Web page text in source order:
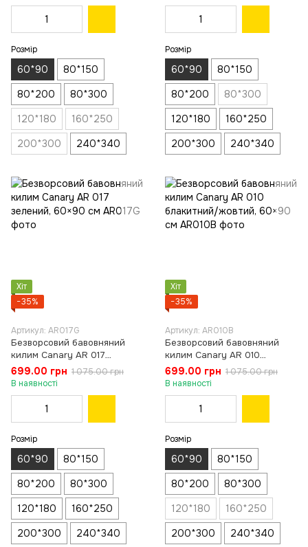
Розмір
60*90
80*150
80*200
80*300
120*180
160*250
200*300
240*340
Розмір
60*90
80*150
80*200
80*300
120*180
160*250
200*300
240*340
Хіт
−35%
Артикул: AR017G
Безворсовий бавовняний
килим Canary AR 017
зелений, 60×90 см
699.00 грн 1 075.00 грн
В наявності
Розмір
60*90
80*150
80*200
80*300
120*180
160*250
200*300
240*340
Хіт
−35%
Артикул: AR010B
Безворсовий бавовняний
килим Canary AR 010
блакитний/жовтий, 60×90 см
699.00 грн 1 075.00 грн
В наявності
Розмір
60*90
80*150
80*200
80*300
120*180
160*250
200*300
240*340